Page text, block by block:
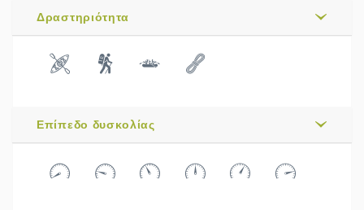
Δραστηριότητα
Επίπεδο δυσκολίας